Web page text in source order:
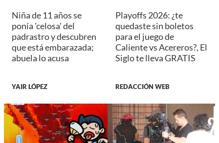
Niña de 11 años se
ponía 'celosa' del
padrastro y descubren
que está embarazada;
abuela lo acusa
YAIR LÓPEZ
Playoffs 2026: ¿te
quedaste sin boletos
para el juego de
Caliente vs Acereros?, El
Siglo te lleva GRATIS
REDACCIÓN WEB